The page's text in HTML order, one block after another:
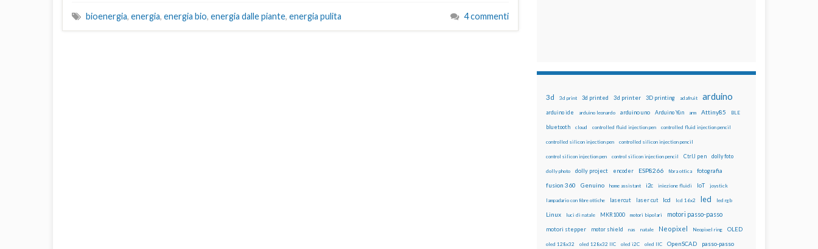
bioenergia, energia, energia bio, energia dalle piante, energia pulita 4 commenti
3d 3d print 3d printed 3d printer 3D printing adafruit arduino
arduino ide arduino leonardo arduino uno Arduino Yún arm Attiny85 BLE
bluetooth cloud controlled fluid injection pen controlled fluid injection pencil
controlled silicon injection pen controlled silicon injection pencil
control silicon injection pen control silicon injection pencil CtrlJ pen dolly foto
dolly photo dolly project encoder ESP8266 fibra ottica fotografia
fusion 360 Genuino home assistant i2c iniezione fluidi IoT joystick
lampadario con fibre ottiche lasercut laser cut lcd lcd 16x2 led led rgb
Linux luci di natale MKR1000 motori bipolari motori passo-passo
motori stepper motor shield nas natale Neopixel Neopixel ring OLED
oled 128x32 oled 128x32 IIC oled i2C oled IIC OpenSCAD passo-passo